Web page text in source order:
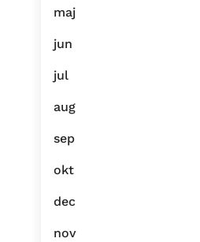
maj
jun
jul
aug
sep
okt
dec
nov